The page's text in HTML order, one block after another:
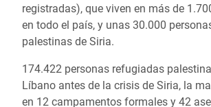
registradas), que viven en más de
en todo el país, y unas 30.000
palestinas de Siria.
174.422 personas refugiadas
Líbano antes de la crisis de Siria, la
en 12 campamentos formales y 42